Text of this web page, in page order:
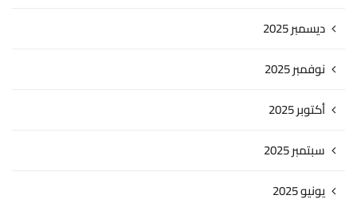
ديسمبر 2025
نوفمبر 2025
أكتوبر 2025
سبتمبر 2025
يونيو 2025